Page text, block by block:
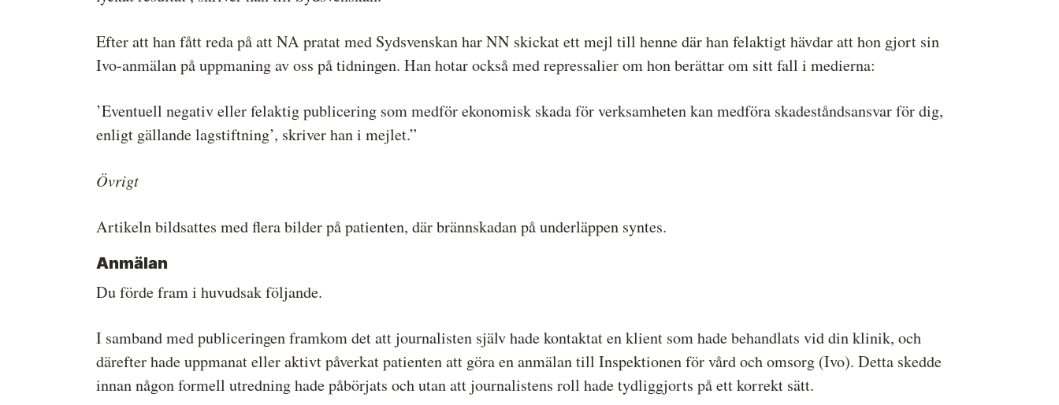
Efter att han fått reda på att NA pratat med Sydsvenskan har NN skickat ett mejl till henne där han felaktigt hävdar att hon gjort sin
Ivo-anmälan på uppmaning av oss på tidningen. Han hotar också med repressalier om hon berättar om sitt fall i medierna:
’Eventuell negativ eller felaktig publicering som medför ekonomisk skada för verksamheten kan medföra skadeståndsansvar för dig,
enligt gällande lagstiftning’, skriver han i mejlet.”
Övrigt
Artikeln bildsattes med flera bilder på patienten, där brännskadan på underläppen syntes.
Anmälan
Du förde fram i huvudsak följande.
I samband med publiceringen framkom det att journalisten själv hade kontaktat en klient som hade behandlats vid din klinik, och
därefter hade uppmanat eller aktivt påverkat patienten att göra en anmälan till Inspektionen för vård och omsorg (Ivo). Detta skedde
innan någon formell utredning hade påbörjats och utan att journalistens roll hade tydliggjorts på ett korrekt sätt.